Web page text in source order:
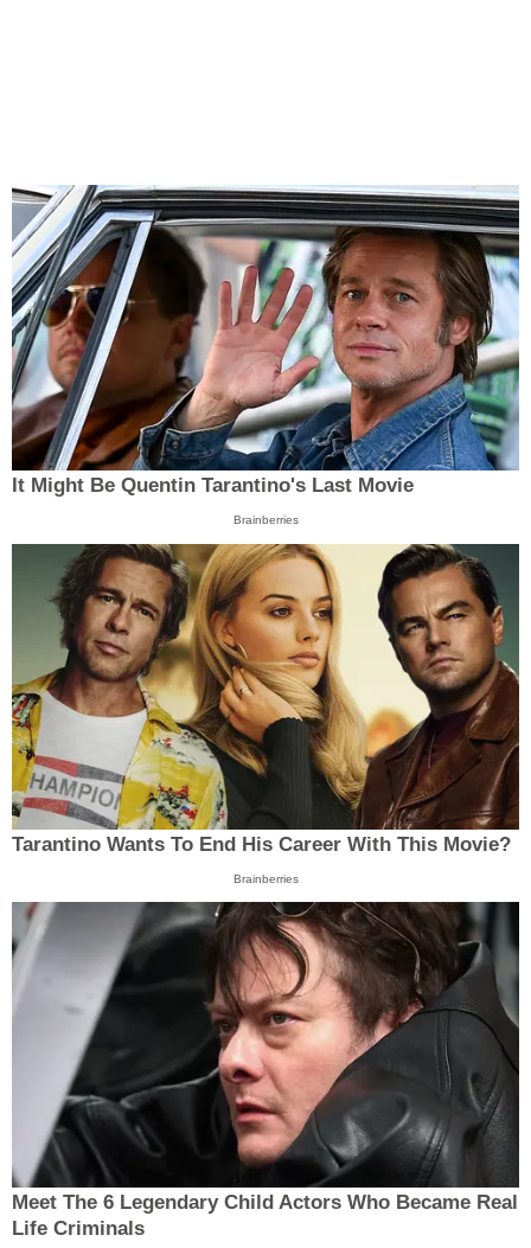
It Might Be Quentin Tarantino's Last Movie
Brainberries
Tarantino Wants To End His Career With This Movie?
Brainberries
Meet The 6 Legendary Child Actors Who Became Real
Life Criminals